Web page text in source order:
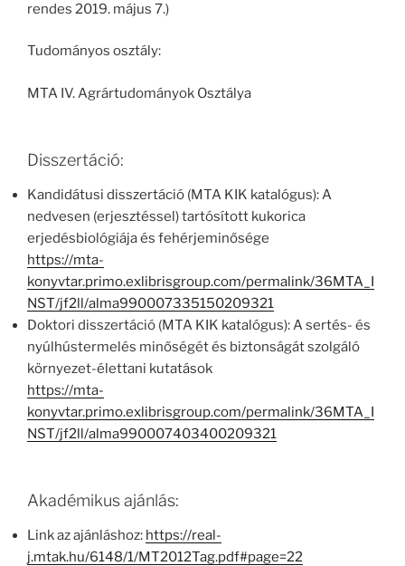
rendes 2019. május 7.)
Tudományos osztály:
MTA IV. Agrártudományok Osztálya
Disszertáció:
Kandidátusi disszertáció (MTA KIK katalógus): A
nedvesen (erjesztéssel) tartósított kukorica
erjedésbiológiája és fehérjeminősége
https://mta-
konyvtar.primo.exlibrisgroup.com/permalink/36MTA_I
NST/jf2ll/alma990007335150209321
Doktori disszertáció (MTA KIK katalógus): A sertés- és
nyúlhústermelés minőségét és biztonságát szolgáló
környezet-élettani kutatások
https://mta-
konyvtar.primo.exlibrisgroup.com/permalink/36MTA_I
NST/jf2ll/alma990007403400209321
Akadémikus ajánlás:
Link az ajánláshoz: https://real-
j.mtak.hu/6148/1/MT2012Tag.pdf#page=22